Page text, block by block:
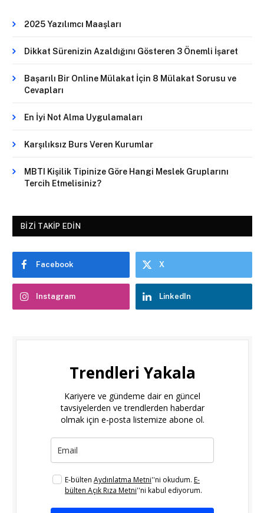
2025 Yazılımcı Maaşları
Dikkat Sürenizin Azaldığını Gösteren 3 Önemli İşaret
Başarılı Bir Online Mülakat İçin 8 Mülakat Sorusu ve
Cevapları
En İyi Not Alma Uygulamaları
Karşılıksız Burs Veren Kurumlar
MBTI Kişilik Tipinize Göre Hangi Meslek Gruplarını
Tercih Etmelisiniz?
BIZI TAKIP EDIN
Facebook X
Instagram LinkedIn
Trendleri Yakala
Kariyere ve gündeme dair en güncel
tavsiyelerden ve trendlerden haberdar
olmak için e-posta listemize abone ol.
E-bülten Aydınlatma Metni''ni okudum. E-
bülten Açık Rıza Metni''ni kabul ediyorum.